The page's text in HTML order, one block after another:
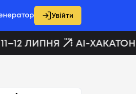
Увійти
ЛИПНЯ AI-ХАКАТОН